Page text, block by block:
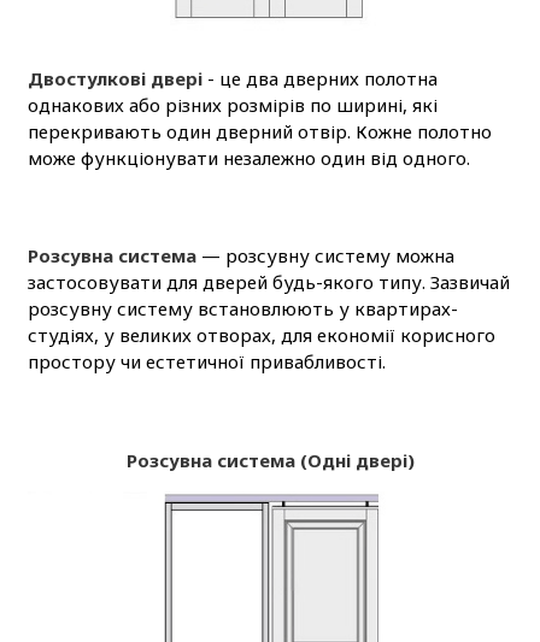
Двостулкові двері- це два дверних полотна
однакових або різних розмірів по ширині, які
перекривають один дверний отвір. Кожне полотно
може функціонувати незалежно один від одного.
Розсувна система— розсувну систему можна
застосовувати для дверей будь-якого типу. Зазвичай
розсувну систему встановлюють у квартирах-
студіях, у великих отворах, для економії корисного
простору чи естетичної привабливості.
Розсувна система (Одні двері)